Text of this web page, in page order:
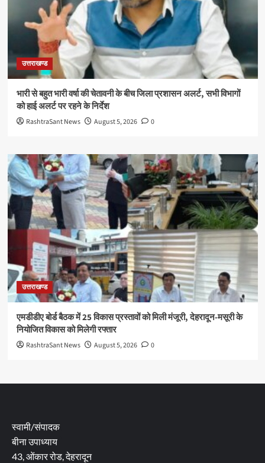
उत्तराखण्ड
भारी से बहुत भारी वर्षा की चेतावनी के बीच जिला प्रशासन अलर्ट, सभी विभागों
को हाई अलर्ट पर रहने के निर्देश
RashtraSant News August 5, 2026 0
उत्तराखण्ड
एमडीडीए बोर्ड बैठक में 25 विकास प्रस्तावों को मिली मंजूरी, देहरादून-मसूरी के
नियोजित विकास को मिलेगी रफ्तार
RashtraSant News August 5, 2026 0
स्वामी/संपादक
बीना उपाध्याय
43, ओंकार रोड, देहरादून